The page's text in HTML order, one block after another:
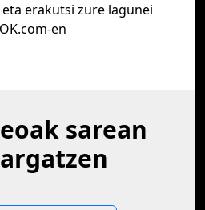
erakutsi zure lagunei
en
sarean